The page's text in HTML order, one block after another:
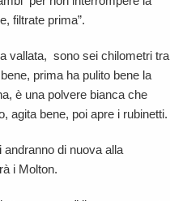
filtrate prima”.
vallata, sono sei chilometri tra
prima ha pulito bene la
è una polvere bianca che
agita bene, poi apre i rubinetti.
di nuova alla
i Molton.